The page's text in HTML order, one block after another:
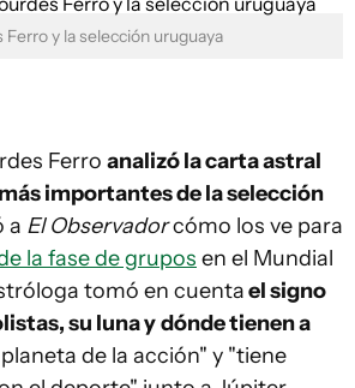
Ferro y la selección uruguaya
Ferro analizó la carta astral
importantes de la selección
a El Observadorcómo los ve para
la fase de grupos en el Mundial
tomó en cuentael signo
su luna ydónde tienen a
de la acción" y "tiene